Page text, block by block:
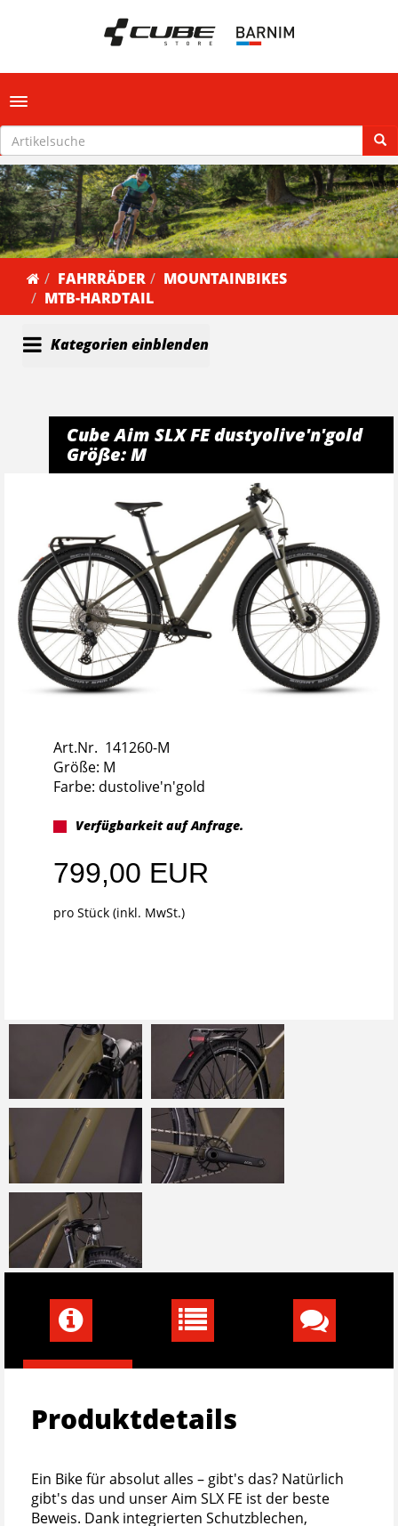
Toggle navigation
FAHRRÄDER
MOUNTAINBIKES
MTB-HARDTAIL
Kategorien einblenden
Cube Aim SLX FE dustyolive'n'gold
Größe: M
Art.Nr. 141260-M
Größe: M
Farbe: dustolive'n'gold
Verfügbarkeit auf Anfrage.
799,00 EUR
pro Stück (inkl. MwSt.)
Produktdetails
Ein Bike für absolut alles – gibt's das? Natürlich
gibt's das und unser Aim SLX FE ist der beste
Beweis. Dank integrierten Schutzblechen,